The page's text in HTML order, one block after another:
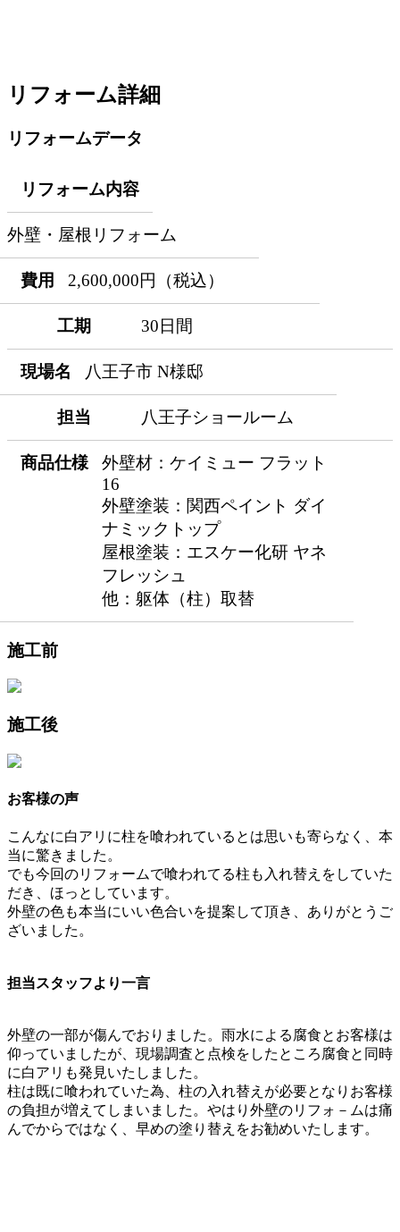
リフォーム詳細
リフォームデータ
リフォーム内容
外壁・屋根リフォーム
費用 2,600,000円（税込）
工期 30日間
現場名 八王子市 N様邸
担当 八王子ショールーム
商品仕様
外壁材：ケイミュー フラット
16
外壁塗装：関西ペイント ダイ
ナミックトップ
屋根塗装：エスケー化研 ヤネ
フレッシュ
他：躯体（柱）取替
施工前
施工後
お客様の声
こんなに白アリに柱を喰われているとは思いも寄らなく、本
当に驚きました。
でも今回のリフォームで喰われてる柱も入れ替えをしていた
だき、ほっとしています。
外壁の色も本当にいい色合いを提案して頂き、ありがとうご
ざいました。
担当スタッフより一言
外壁の一部が傷んでおりました。雨水による腐食とお客様は
仰っていましたが、現場調査と点検をしたところ腐食と同時
に白アリも発見いたしました。
柱は既に喰われていた為、柱の入れ替えが必要となりお客様
の負担が増えてしまいました。やはり外壁のリフォ－ムは痛
んでからではなく、早めの塗り替えをお勧めいたします。